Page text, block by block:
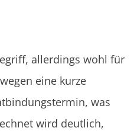
allerdings wohl für
eine kurze
was
wird deutlich,